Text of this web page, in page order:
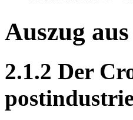
Auszug
2.1.2 Der